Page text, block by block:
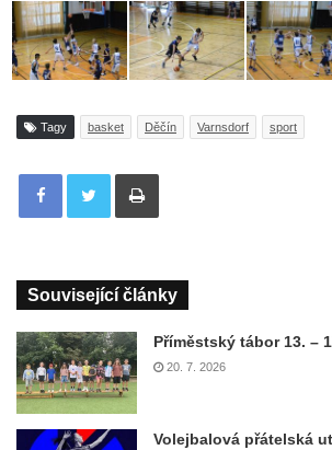
Tagy basket Děčín Varnsdorf sport
Tisknout
Související články
Příměstský tábor 13. –
20. 7. 2026
Volejbalová přátelská